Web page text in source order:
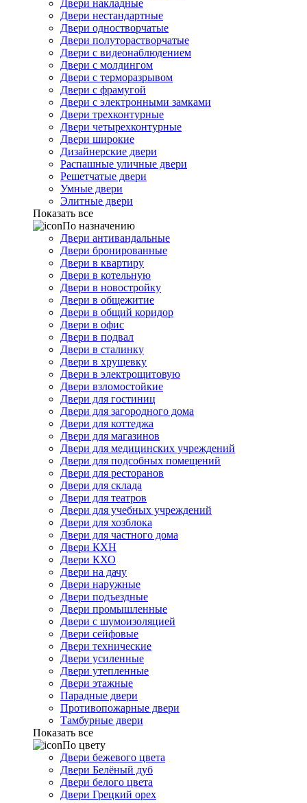
Двери накладные
Двери нестандартные
Двери одностворчатые
Двери полуторастворчатые
Двери с видеонаблюдением
Двери с молдингом
Двери с терморазрывом
Двери с фрамугой
Двери с электронными замками
Двери трехконтурные
Двери четырехконтурные
Двери широкие
Дизайнерские двери
Распашные уличные двери
Решетчатые двери
Умные двери
Элитные двери
Показать все
По назначению
Двери антивандальные
Двери бронированные
Двери в квартиру
Двери в котельную
Двери в новостройку
Двери в общежитие
Двери в общий коридор
Двери в офис
Двери в подвал
Двери в сталинку
Двери в хрущевку
Двери в электрощитовую
Двери взломостойкие
Двери для гостиниц
Двери для загородного дома
Двери для коттеджа
Двери для магазинов
Двери для медицинских учреждений
Двери для подсобных помещений
Двери для ресторанов
Двери для склада
Двери для театров
Двери для учебных учреждений
Двери для хозблока
Двери для частного дома
Двери КХН
Двери КХО
Двери на дачу
Двери наружные
Двери подъездные
Двери промышленные
Двери с шумоизоляцией
Двери сейфовые
Двери технические
Двери усиленные
Двери утепленные
Двери этажные
Парадные двери
Противопожарные двери
Тамбурные двери
Показать все
По цвету
Двери бежевого цвета
Двери Белёный дуб
Двери белого цвета
Двери Грецкий орех